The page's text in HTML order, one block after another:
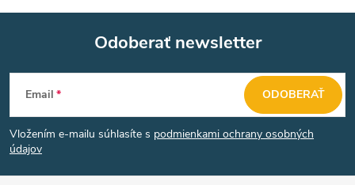
Z
á
p
Odoberať newsletter
Email
Vložením e-mailu súhlasíte s podmienkami ochrany osobných
údajov
ODOBERAŤ